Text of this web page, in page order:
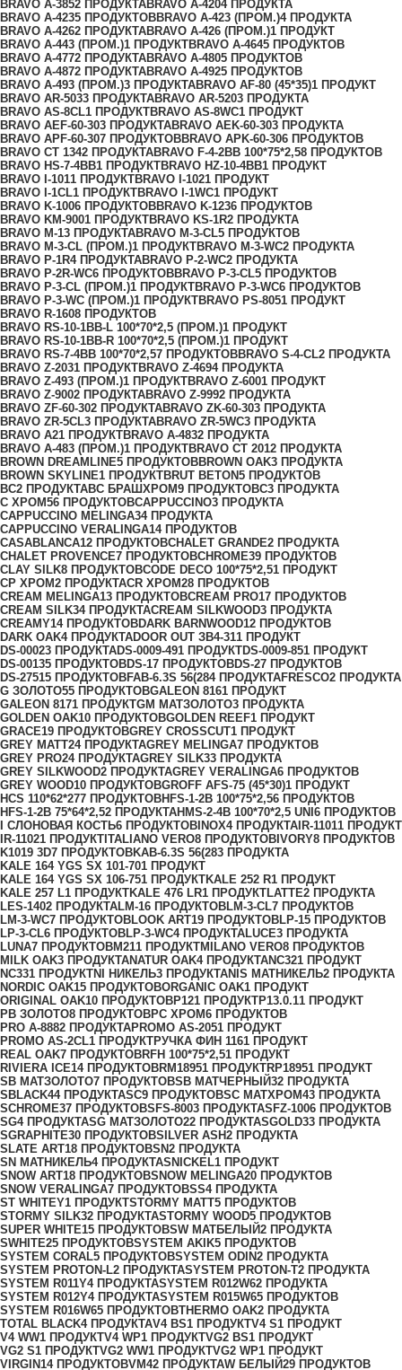
BRAVO A-3852 ПРОДУКТАBRAVO A-4204 ПРОДУКТА
BRAVO A-4235 ПРОДУКТОВBRAVO A-423 (ПРОМ.)4 ПРОДУКТА
BRAVO A-4262 ПРОДУКТАBRAVO A-426 (ПРОМ.)1 ПРОДУКТ
BRAVO A-443 (ПРОМ.)1 ПРОДУКТBRAVO A-4645 ПРОДУКТОВ
BRAVO A-4772 ПРОДУКТАBRAVO A-4805 ПРОДУКТОВ
BRAVO A-4872 ПРОДУКТАBRAVO A-4925 ПРОДУКТОВ
BRAVO A-493 (ПРОМ.)3 ПРОДУКТАBRAVO AF-80 (45*35)1 ПРОДУКТ
BRAVO AR-5033 ПРОДУКТАBRAVO AR-5203 ПРОДУКТА
BRAVO AS-8CL1 ПРОДУКТBRAVO AS-8WC1 ПРОДУКТ
BRAVO AЕF-60-303 ПРОДУКТАBRAVO AЕK-60-303 ПРОДУКТА
BRAVO AРF-60-307 ПРОДУКТОВBRAVO AРK-60-306 ПРОДУКТОВ
BRAVO CT 1342 ПРОДУКТАBRAVO F-4-2BB 100*75*2,58 ПРОДУКТОВ
BRAVO HS-7-4BB1 ПРОДУКТBRAVO HZ-10-4BB1 ПРОДУКТ
BRAVO I-1011 ПРОДУКТBRAVO I-1021 ПРОДУКТ
BRAVO I-1CL1 ПРОДУКТBRAVO I-1WC1 ПРОДУКТ
BRAVO K-1006 ПРОДУКТОВBRAVO K-1236 ПРОДУКТОВ
BRAVO KM-9001 ПРОДУКТBRAVO KS-1R2 ПРОДУКТА
BRAVO M-13 ПРОДУКТАBRAVO M-3-CL5 ПРОДУКТОВ
BRAVO M-3-CL (ПРОМ.)1 ПРОДУКТBRAVO M-3-WC2 ПРОДУКТА
BRAVO P-1R4 ПРОДУКТАBRAVO P-2-WC2 ПРОДУКТА
BRAVO P-2R-WC6 ПРОДУКТОВBRAVO P-3-CL5 ПРОДУКТОВ
BRAVO P-3-CL (ПРОМ.)1 ПРОДУКТBRAVO P-3-WC6 ПРОДУКТОВ
BRAVO P-3-WC (ПРОМ.)1 ПРОДУКТBRAVO PS-8051 ПРОДУКТ
BRAVO R-1608 ПРОДУКТОВ
BRAVO RS-10-1BB-L 100*70*2,5 (ПРОМ.)1 ПРОДУКТ
BRAVO RS-10-1BB-R 100*70*2,5 (ПРОМ.)1 ПРОДУКТ
BRAVO RS-7-4BB 100*70*2,57 ПРОДУКТОВBRAVO S-4-CL2 ПРОДУКТА
BRAVO Z-2031 ПРОДУКТBRAVO Z-4694 ПРОДУКТА
BRAVO Z-493 (ПРОМ.)1 ПРОДУКТBRAVO Z-6001 ПРОДУКТ
BRAVO Z-9002 ПРОДУКТАBRAVO Z-9992 ПРОДУКТА
BRAVO ZF-60-302 ПРОДУКТАBRAVO ZK-60-303 ПРОДУКТА
BRAVO ZR-5CL3 ПРОДУКТАBRAVO ZR-5WC3 ПРОДУКТА
BRAVO А21 ПРОДУКТBRAVO А-4832 ПРОДУКТА
BRAVO А-483 (ПРОМ.)1 ПРОДУКТBRAVO СТ 2012 ПРОДУКТА
BROWN DREAMLINE5 ПРОДУКТОВBROWN OAK3 ПРОДУКТА
BROWN SKYLINE1 ПРОДУКТBRUT BETON5 ПРОДУКТОВ
BС2 ПРОДУКТАBС БРАШХРОМ9 ПРОДУКТОВC3 ПРОДУКТА
C ХРОМ56 ПРОДУКТОВCAPPUCCINO3 ПРОДУКТА
CAPPUCCINO MELINGA34 ПРОДУКТА
CAPPUCCINO VERALINGA14 ПРОДУКТОВ
CASABLANCA12 ПРОДУКТОВCHALET GRANDE2 ПРОДУКТА
CHALET PROVENCE7 ПРОДУКТОВCHROME39 ПРОДУКТОВ
CLAY SILK8 ПРОДУКТОВCODE DECO 100*75*2,51 ПРОДУКТ
CP ХРОМ2 ПРОДУКТАCR ХРОМ28 ПРОДУКТОВ
CREAM MELINGA13 ПРОДУКТОВCREAM PRO17 ПРОДУКТОВ
CREAM SILK34 ПРОДУКТАCREAM SILKWOOD3 ПРОДУКТА
CREAMY14 ПРОДУКТОВDARK BARNWOOD12 ПРОДУКТОВ
DARK OAK4 ПРОДУКТАDOOR OUT ЗВ4-311 ПРОДУКТ
DS-00023 ПРОДУКТАDS-0009-491 ПРОДУКТDS-0009-851 ПРОДУКТ
DS-00135 ПРОДУКТОВDS-17 ПРОДУКТОВDS-27 ПРОДУКТОВ
DS-27515 ПРОДУКТОВFAB-6.3S 56(284 ПРОДУКТАFRESCO2 ПРОДУКТА
G ЗОЛОТО55 ПРОДУКТОВGALEON 8161 ПРОДУКТ
GALEON 8171 ПРОДУКТGM МАТЗОЛОТО3 ПРОДУКТА
GOLDEN OAK10 ПРОДУКТОВGOLDEN REEF1 ПРОДУКТ
GRACE19 ПРОДУКТОВGREY CROSSCUT1 ПРОДУКТ
GREY MATT24 ПРОДУКТАGREY MELINGA7 ПРОДУКТОВ
GREY PRO24 ПРОДУКТАGREY SILK33 ПРОДУКТА
GREY SILKWOOD2 ПРОДУКТАGREY VERALINGA6 ПРОДУКТОВ
GREY WOOD10 ПРОДУКТОВGROFF AFS-75 (45*30)1 ПРОДУКТ
HCS 110*62*277 ПРОДУКТОВHFS-1-2B 100*75*2,56 ПРОДУКТОВ
HFS-1-2B 75*64*2,52 ПРОДУКТАHMS-2-4B 100*70*2,5 UNI 6 ПРОДУКТОВ
I СЛОНОВАЯ КОСТЬ6 ПРОДУКТОВ INOX4 ПРОДУКТА IR-11011 ПРОДУКТ
IR-11021 ПРОДУКТ ITALIANO VERO8 ПРОДУКТОВ IVORY8 ПРОДУКТОВ
K1019 3D7 ПРОДУКТОВKAB-6.3S 56(283 ПРОДУКТА
KALE 164 YGS SX 101-701 ПРОДУКТ
KALE 164 YGS SX 106-751 ПРОДУКТKALE 252 R1 ПРОДУКТ
KALE 257 L1 ПРОДУКТKALE 476 LR1 ПРОДУКТLATTE2 ПРОДУКТА
LES-1402 ПРОДУКТАLM-16 ПРОДУКТОВLM-3-CL7 ПРОДУКТОВ
LM-3-WC7 ПРОДУКТОВLOOK ART19 ПРОДУКТОВLP-15 ПРОДУКТОВ
LP-3-CL6 ПРОДУКТОВLP-3-WC4 ПРОДУКТАLUCE3 ПРОДУКТА
LUNA7 ПРОДУКТОВM211 ПРОДУКТMILANO VERO8 ПРОДУКТОВ
MILK OAK3 ПРОДУКТАNATUR OAK4 ПРОДУКТАNC321 ПРОДУКТ
NC331 ПРОДУКТNI НИКЕЛЬ3 ПРОДУКТАNIS МАТНИКЕЛЬ2 ПРОДУКТА
NORDIC OAK15 ПРОДУКТОВORGANIC OAK1 ПРОДУКТ
ORIGINAL OAK10 ПРОДУКТОВP121 ПРОДУКТP13.0.11 ПРОДУКТ
PB ЗОЛОТО8 ПРОДУКТОВPC ХРОМ6 ПРОДУКТОВ
PRO A-8882 ПРОДУКТАPROMO AS-2051 ПРОДУКТ
PROMO AS-2CL1 ПРОДУКТPУЧКА ФИН 1161 ПРОДУКТ
REAL OAK7 ПРОДУКТОВRFH 100*75*2,51 ПРОДУКТ
RIVIERA ICE14 ПРОДУКТОВRM18951 ПРОДУКТRP18951 ПРОДУКТ
SB МАТЗОЛОТО7 ПРОДУКТОВSB МАТЧЕРНЫЙ32 ПРОДУКТА
SBLACK44 ПРОДУКТАSC9 ПРОДУКТОВSC МАТХРОМ43 ПРОДУКТА
SCHROME37 ПРОДУКТОВSFS-8003 ПРОДУКТАSFZ-1006 ПРОДУКТОВ
SG4 ПРОДУКТАSG МАТЗОЛОТО22 ПРОДУКТАSGOLD33 ПРОДУКТА
SGRAPHITE30 ПРОДУКТОВSILVER ASH2 ПРОДУКТА
SLATE ART18 ПРОДУКТОВSN2 ПРОДУКТА
SN МАТНИКЕЛЬ4 ПРОДУКТАSNICKEL1 ПРОДУКТ
SNOW ART18 ПРОДУКТОВSNOW MELINGA20 ПРОДУКТОВ
SNOW VERALINGA7 ПРОДУКТОВSS4 ПРОДУКТА
ST WHITEY1 ПРОДУКТSTORMY MATT5 ПРОДУКТОВ
STORMY SILK32 ПРОДУКТАSTORMY WOOD5 ПРОДУКТОВ
SUPER WHITE15 ПРОДУКТОВSW МАТБЕЛЫЙ2 ПРОДУКТА
SWHITE25 ПРОДУКТОВSYSTEM AKIK5 ПРОДУКТОВ
SYSTEM CORAL5 ПРОДУКТОВSYSTEM ODIN2 ПРОДУКТА
SYSTEM PROTON-L2 ПРОДУКТАSYSTEM PROTON-T2 ПРОДУКТА
SYSTEM R011Y4 ПРОДУКТАSYSTEM R012W62 ПРОДУКТА
SYSTEM R012Y4 ПРОДУКТАSYSTEM R015W65 ПРОДУКТОВ
SYSTEM R016W65 ПРОДУКТОВTHERMO OAK2 ПРОДУКТА
TOTAL BLACK4 ПРОДУКТАV4 BS1 ПРОДУКТV4 S1 ПРОДУКТ
V4 WW1 ПРОДУКТV4 WР1 ПРОДУКТVG2 BS1 ПРОДУКТ
VG2 S1 ПРОДУКТVG2 WW1 ПРОДУКТVG2 WР1 ПРОДУКТ
VIRGIN14 ПРОДУКТОВVM42 ПРОДУКТАW БЕЛЫЙ29 ПРОДУКТОВ